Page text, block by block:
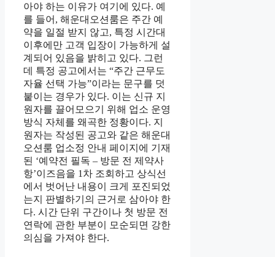
아야 하는 이유가 여기에 있다. 예
를 들어, 해운대오션룸은 주간 예
약을 일절 받지 않고, 특정 시간대
이후에만 고객 입장이 가능하게 설
계되어 있음을 밝히고 있다. 그런
데 특정 공고에서는 “주간 근무도
자율 선택 가능”이라는 문구를 덧
붙이는 경우가 있다. 이는 신규 지
원자를 끌어모으기 위해 업소 운영
방식 자체를 왜곡한 정황이다. 지
원자는 작성된 공고와 같은 해운대
오션룸 업소정 안내 페이지에 기재
된 ‘예약전 필독 – 방문 전 제약사
항’이즈음을 1차 조회하고 상식선
에서 벗어난 내용이 크게 포진되었
는지 판별하기의 근거로 삼아야 한
다. 시간 단위 구간이나 첫 방문 전
연락에 관한 부분이 모순되면 강한
의심을 가져야 한다.